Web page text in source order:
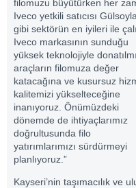
filomuzu büyütürken her
Iveco yetkili satıcısı
gibi sektörün en iyileri ile
Iveco markasının sunduğu
yüksek teknolojiyle
araçların filomuza değer
katacağına ve kusursuz
kalitemizi yükselteceğine
inanıyoruz. Önümüzdeki
dönemde de ihtiyaçlarımız
doğrultusunda filo
yatırımlarımızı sürdürmeyi
planlıyoruz.”
Kayseri’nin taşımacılık ve